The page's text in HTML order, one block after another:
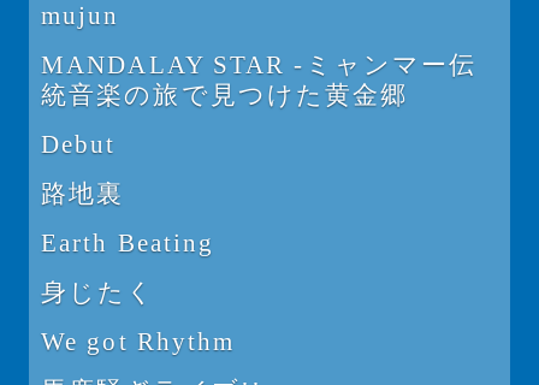
mujun
MANDALAY STAR -ミャンマー伝
統音楽の旅で見つけた黄金郷
Debut
路地裏
Earth Beating
身じたく
We got Rhythm